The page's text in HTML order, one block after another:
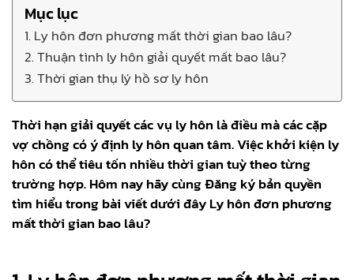
Mục lục
1. Ly hôn đơn phương mất thời gian bao lâu?
2. Thuận tình ly hôn giải quyết mất bao lâu?
3. Thời gian thụ lý hồ sơ ly hôn
Thời hạn giải quyết các vụ ly hôn là điều mà các cặp
vợ chồng có ý định ly hôn quan tâm. Việc khởi kiện ly
hôn có thể tiêu tốn nhiều thời gian tuỳ theo từng
trường hợp. Hôm nay hãy cùng Đăng ký bản quyền
tìm hiểu trong bài viết dưới đây Ly hôn đơn phương
mất thời gian bao lâu?